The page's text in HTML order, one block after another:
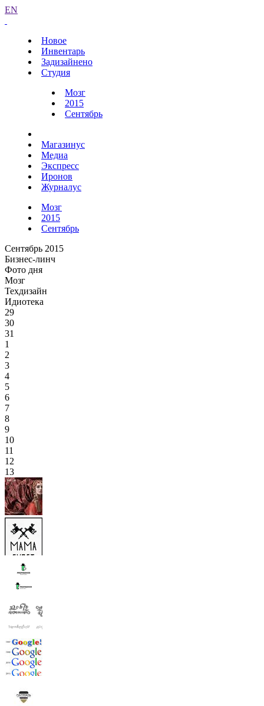
EN
Новое
Инвентарь
Задизайнено
Студия
Мозг
2015
Сентябрь
Магазинус
Медиа
Экспресс
Иронов
Журналус
Мозг
2015
Сентябрь
Сентябрь 2015
Бизнес-линч
Фото дня
Мозг
Техдизайн
Идиотека
29
30
31
1
2
3
4
5
6
7
8
9
10
11
12
13